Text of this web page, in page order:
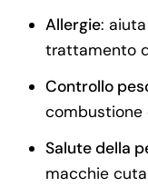
Allergie:
trattamento
Controllo
combustione
Salute della
macchie